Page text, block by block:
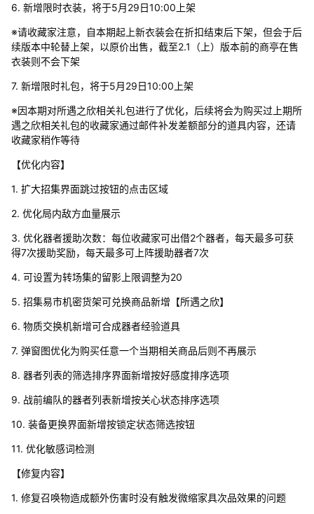
6. 新增限时衣装，将于5月29日10:00上架
※请收藏家注意，自本期起上新衣装会在折扣结束后下架，但会于后
续版本中轮替上架，以原价出售，截至2.1（上）版本前的商亭在售
衣装则不会下架
7. 新增限时礼包，将于5月29日10:00上架
※因本期对所遇之欣相关礼包进行了优化，后续将会为购买过上期所
遇之欣相关礼包的收藏家通过邮件补发差额部分的道具内容，还请
收藏家稍作等待
【优化内容】
1. 扩大招集界面跳过按钮的点击区域
2. 优化局内敌方血量展示
3. 优化器者援助次数：每位收藏家可出借2个器者，每天最多可获
得7次援助奖励，每天最多可上阵援助器者7次
4. 可设置为转场集的留影上限调整为20
5. 招集易市机密货架可兑换商品新增【所遇之欣】
6. 物质交换机新增可合成器者经验道具
7. 弹窗图优化为购买任意一个当期相关商品后则不再展示
8. 器者列表的筛选排序界面新增按好感度排序选项
9. 战前编队的器者列表新增按关心状态排序选项
10. 装备更换界面新增按锁定状态筛选按钮
11. 优化敏感词检测
【修复内容】
1. 修复召唤物造成额外伤害时没有触发微缩家具次品效果的问题